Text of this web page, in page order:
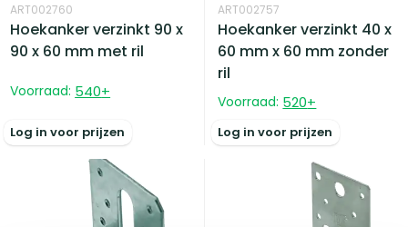
ART002760
Hoekanker verzinkt 90 x
90 x 60 mm met ril
Voorraad: 540+
Log in voor prijzen
ART002757
Hoekanker verzinkt 40 x
60 mm x 60 mm zonder
ril
Voorraad: 520+
Log in voor prijzen